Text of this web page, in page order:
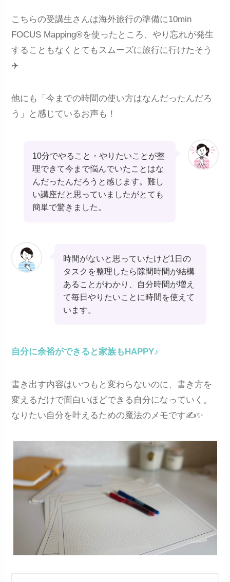
こちらの受講生さんは海外旅行の準備に10min
FOCUS Mapping®を使ったところ、やり忘れが発生
することもなくとてもスムーズに旅行に行けたそう
✈️
他にも「今までの時間の使い方はなんだったんだろ
う」と感じているお声も！
10分でやること・やりたいことが整
理できて今まで悩んでいたことはな
んだったんだろうと感じます。難し
い講座だと思っていましたがとても
簡単で驚きました。
時間がないと思っていたけど1日の
タスクを整理したら隙間時間が結構
あることがわかり、自分時間が増え
て毎日やりたいことに時間を使えて
います。
自分に余裕ができると家族もHAPPY♪
書き出す内容はいつもと変わらないのに、書き方を
変えるだけで面白いほどできる自分になっていく。
なりたい自分を叶えるための魔法のメモです✍️✨